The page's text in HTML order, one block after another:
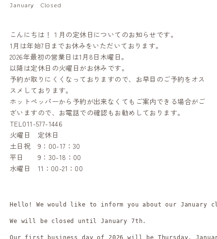
January Closed
こんにちは！１月の定休日についてのお知らせです。
1月は年始7日までお休みをいただいております。
2026年最初の営業日は1月8日木曜日。
以降は定休日の火曜日がお休みです。
予約が取りにくくなっておりますので、お早目のご予約をオス
スメしております。
ホットペッパーから予約が出来なくてもご案内できる場合がご
ざいますので、お電話での確認もお勧めしております。
TEL011-577-1446
火曜日 定休日
土日祝 9：00-17：30
平日 9：30-18：00
水曜日 11：00-21：00
Hello! We would like to inform you about our January
We will be closed until January 7th.
Our first business day of 2026 will be Thursday,